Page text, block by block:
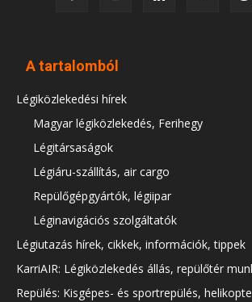
A tartalomból
Légiközlekedési hírek
Magyar légiközlekedés, Ferihegy
Légitársaságok
Légiáru-szállítás, air cargo
Repülőgépgyártók, légiipar
Léginavigációs szolgáltatók
Légiutazás hírek, cikkek, információk, tippek
KarriAIR: Légiközlekedés állás, repülőtér
Repülés: Kisgépes- és sportrepülés,